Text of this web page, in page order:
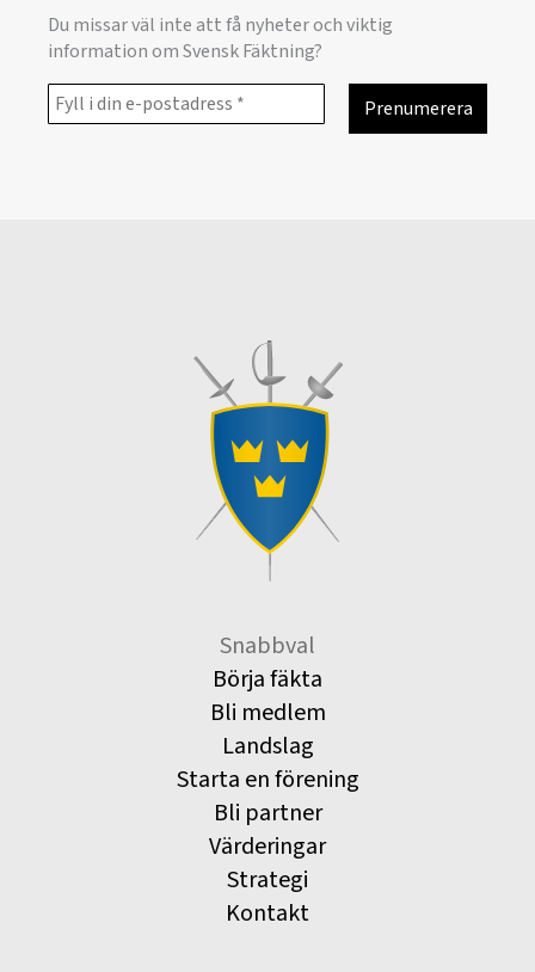
Du missar väl inte att få nyheter och viktig
information om Svensk Fäktning?
Snabbval
Börja fäkta
Bli medlem
Landslag
Starta en förening
Bli partner
Värderingar
Strategi
Kontakt